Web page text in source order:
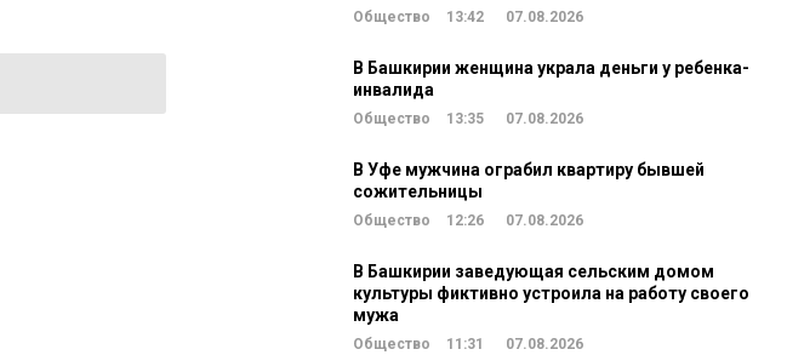
Общество 13:42 07.08.2026
В Башкирии женщина украла деньги у ребенка-
инвалида
Общество 13:35 07.08.2026
В Уфе мужчина ограбил квартиру бывшей
сожительницы
Общество 12:26 07.08.2026
В Башкирии заведующая сельским домом
культуры фиктивно устроила на работу своего
мужа
Общество 11:31 07.08.2026